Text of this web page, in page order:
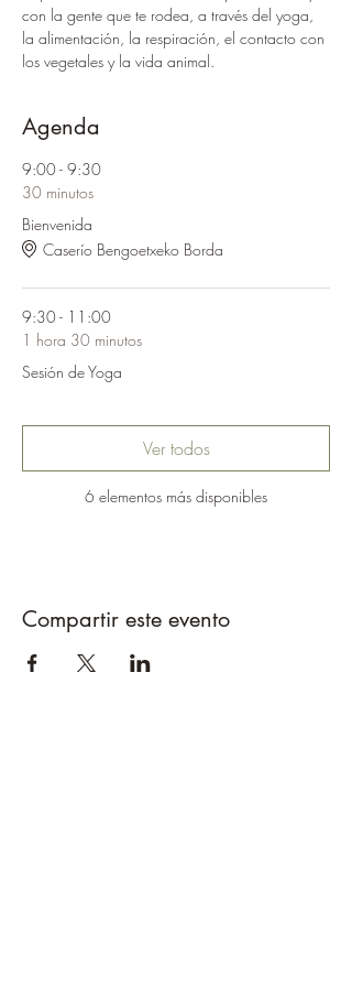
con la gente que te rodea, a través del yoga,
la alimentación, la respiración, el contacto con
los vegetales y la vida animal.
Agenda
9:00 - 9:30
30 minutos
Bienvenida
Caserío Bengoetxeko Borda
9:30 - 11:00
1 hora 30 minutos
Sesión de Yoga
6 elementos más disponibles
Ver todos
Compartir este evento